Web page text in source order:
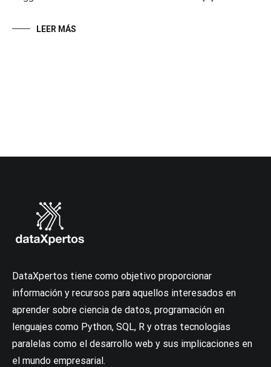
LEER MÁS
DataXpertos tiene como objetivo proporcionar
información y recursos para aquellos interesados en
aprender sobre ciencia de datos, programación en
lenguajes como Python, SQL, R y otras tecnologías
paralelas como el desarrollo web y sus implicaciones en
el mundo empresarial.